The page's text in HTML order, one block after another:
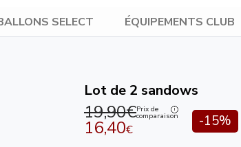
SELECT ÉQUIPEMENTS CLUB
Lot de 2 sandows
19,90€Prix de
comparaison
16,40€ -15%